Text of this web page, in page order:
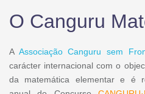
O Canguru
A Associação Canguru sem
carácter internacional com o
da matemática elementar e é